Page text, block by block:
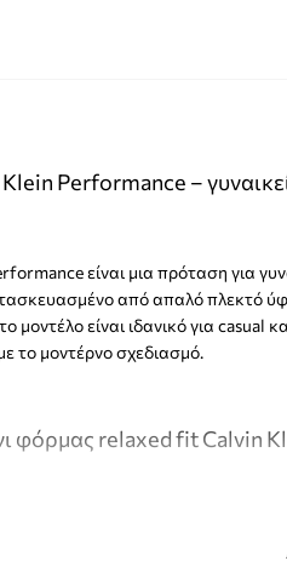
Performance –
είναι μια πρόταση για
από απαλό πλεκτό
είναι ιδανικό για casual
το μοντέρνο σχεδιασμό.
φόρμας relaxed fit Calvin